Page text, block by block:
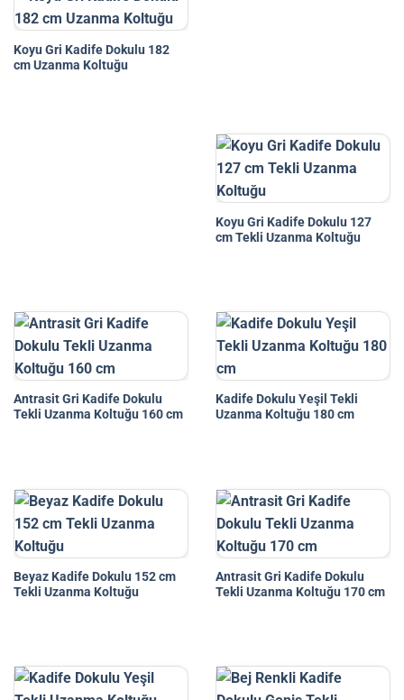
Koyu Gri Kadife Dokulu 182
cm Uzanma Koltuğu
Koyu Gri Kadife Dokulu 127
cm Tekli Uzanma Koltuğu
Antrasit Gri Kadife Dokulu
Tekli Uzanma Koltuğu 160 cm
Kadife Dokulu Yeşil Tekli
Uzanma Koltuğu 180 cm
Beyaz Kadife Dokulu 152 cm
Tekli Uzanma Koltuğu
Antrasit Gri Kadife Dokulu
Tekli Uzanma Koltuğu 170 cm